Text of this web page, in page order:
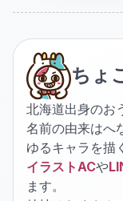
ちょ
北海道出身のお
名前の由来はへ
ゆるキャラを描
イラストACや
ます。